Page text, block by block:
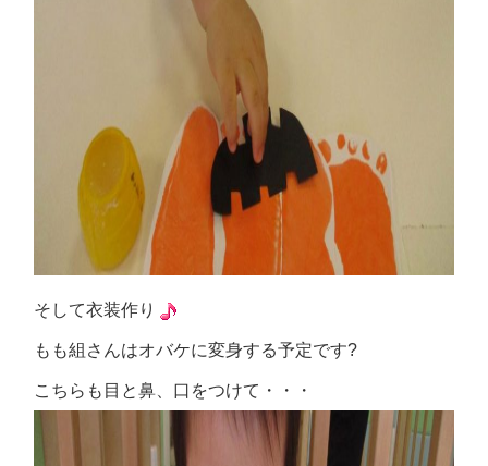
そして衣装作り
もも組さんはオバケに変身する予定です?
こちらも目と鼻、口をつけて・・・